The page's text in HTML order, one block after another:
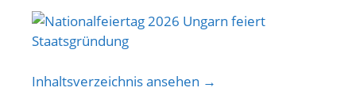
Inhaltsverzeichnis ansehen →